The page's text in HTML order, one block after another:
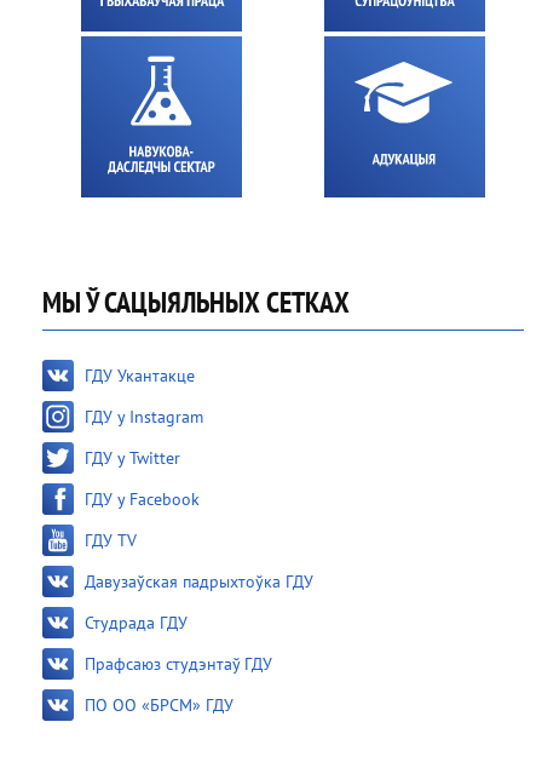
МЫ Ў САЦЫЯЛЬНЫХ СЕТКАХ
ГДУ Укантакце
ГДУ у Instagram
ГДУ у Twitter
ГДУ у Facebook
ГДУ TV
Давузаўская падрыхтоўка ГДУ
Студрада ГДУ
Прафсаюз студэнтаў ГДУ
ПО ОО «БРСМ» ГДУ